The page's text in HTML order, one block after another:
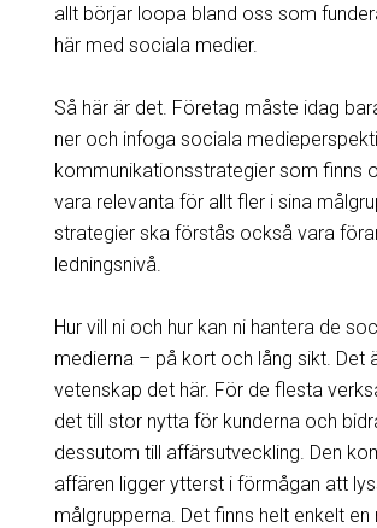
allt börjar loopa bland oss som
här med sociala medier.
Så här är det. Företag måste idag
ner och infoga sociala
kommunikationsstrategier som finns
vara relevanta för allt fler i sina
strategier ska förstås också vara
ledningsnivå.
Hur vill ni och hur kan ni hantera de
medierna – på kort och lång sikt. Det
vetenskap det här. För de flesta
det till stor nytta för kunderna och
dessutom till affärsutveckling. Den
affären ligger ytterst i förmågan att
målgrupperna. Det finns helt enkelt en